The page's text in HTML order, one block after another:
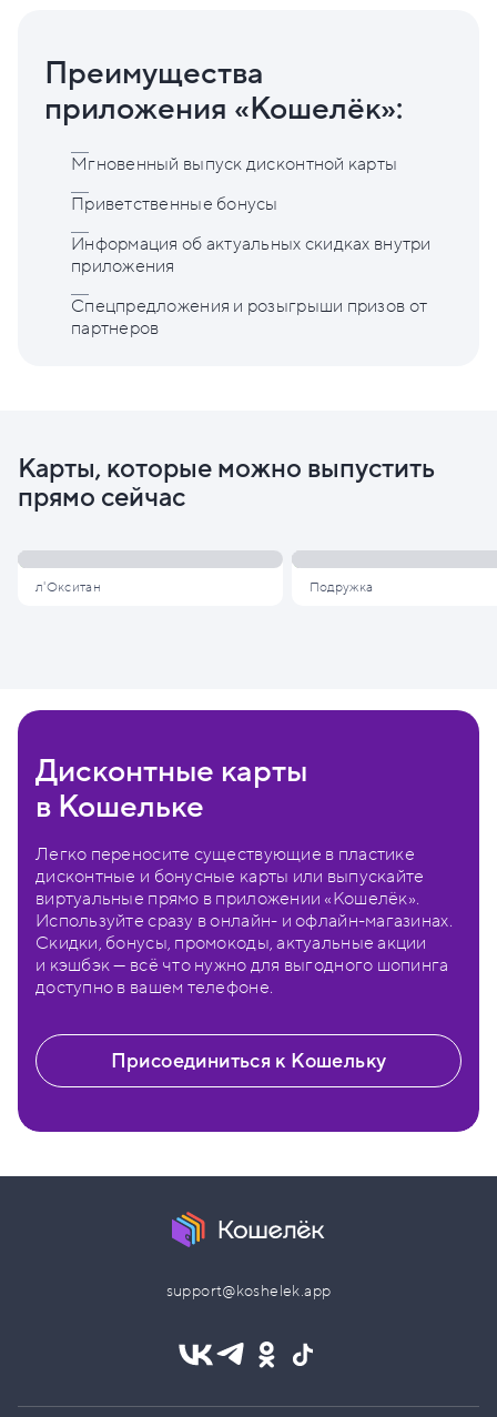
Преимущества
приложения «Кошелёк»:
Мгновенный выпуск дисконтной карты
Приветственные бонусы
Информация об актуальных скидках внутри
приложения
Спецпредложения и розыгрыши призов от
партнеров
Карты, которые можно выпустить
прямо сейчас
л'Окситан Подружка
Дисконтные карты
в Кошельке
Легко переносите существующие в пластике
дисконтные и бонусные карты или выпускайте
виртуальные прямо в приложении «Кошелёк».
Используйте сразу в онлайн- и офлайн-магазинах.
Скидки, бонусы, промокоды, актуальные акции
и кэшбэк — всё что нужно для выгодного шопинга
доступно в вашем телефоне.
Присоединиться к Кошельку
support@koshelek.app